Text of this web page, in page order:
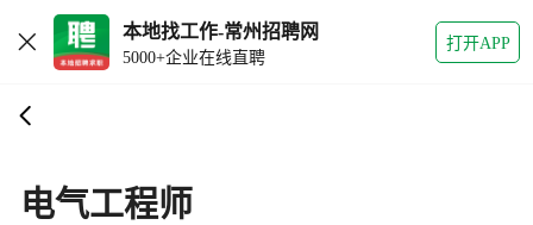
本地找工作-常州招聘网
5000+企业在线直聘
打开APP
电气工程师